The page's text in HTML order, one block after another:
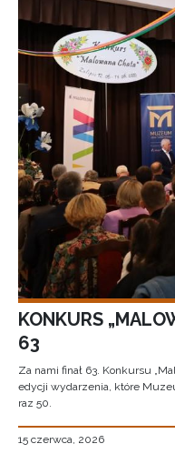
KONKURS
63
Za nami finał 63. Konkursu
edycji wydarzenia, które
raz 50.
15 czerwca, 2026